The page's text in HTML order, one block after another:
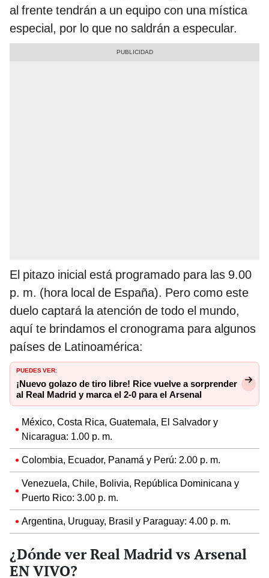
al frente tendrán a un equipo con una mística
especial, por lo que no saldrán a especular.
El pitazo inicial está programado para las 9.00
p. m. (hora local de España). Pero como este
duelo captará la atención de todo el mundo,
aquí te brindamos el cronograma para algunos
países de Latinoamérica:
PUEDES VER:
¡Nuevo golazo de tiro libre! Rice vuelve a sorprender
al Real Madrid y marca el 2-0 para el Arsenal
México, Costa Rica, Guatemala, El Salvador y
Nicaragua: 1.00 p. m.
Colombia, Ecuador, Panamá y Perú: 2.00 p. m.
Venezuela, Chile, Bolivia, República Dominicana y
Puerto Rico: 3.00 p. m.
Argentina, Uruguay, Brasil y Paraguay: 4.00 p. m.
¿Dónde ver Real Madrid vs Arsenal
EN VIVO?